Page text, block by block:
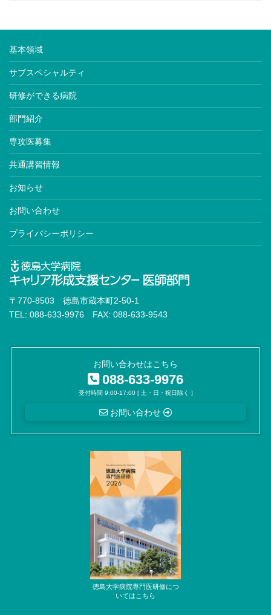
基本領域
サブスペシャルティ
研修ができる病院
部門紹介
専攻医募集
共通講習情報
お知らせ
お問い合わせ
プライバシーポリシー
〒770-8503 徳島市蔵本町2-50-1
TEL: 088-633-9976 FAX: 088-633-9543
お問い合わせはこちら
088-633-9976
受付時間 9:00-17:00 [ 土・日・祝日除く ]
お問い合わせ